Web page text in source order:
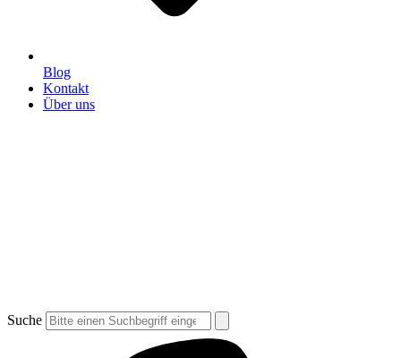
Blog
Kontakt
Über uns
Suche